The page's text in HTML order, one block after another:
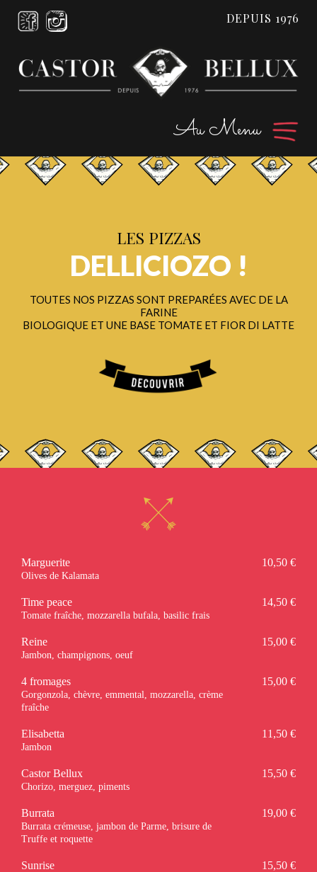
DEPUIS 1976
Au Menu
ACCUEIL
plats
pizzas
LES PIZZAS
DELLICIOZO !
TOUTES NOS PIZZAS SONT PREPARÉES AVEC DE LA
FARINE
BIOLOGIQUE ET UNE BASE TOMATE ET FIOR DI LATTE
Marguerite
Olives de Kalamata
10,50 €
Time peace
Tomate fraîche, mozzarella bufala, basilic frais
14,50 €
Reine
Jambon, champignons, oeuf
15,00 €
4 fromages
Gorgonzola, chèvre, emmental, mozzarella, crème
fraîche
15,00 €
Elisabetta
Jambon
11,50 €
Castor Bellux
Chorizo, merguez, piments
15,50 €
Burrata
Burrata crémeuse, jambon de Parme, brisure de
Truffe et roquette
19,00 €
Sunrise 15,50 €